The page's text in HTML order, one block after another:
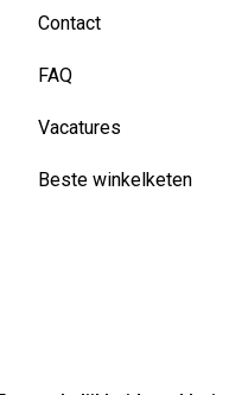
Contact
FAQ
Vacatures
Beste winkelketen